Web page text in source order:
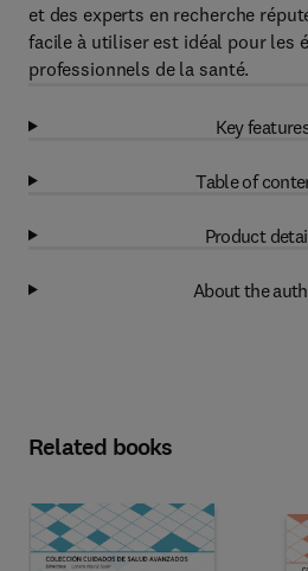
et des experts en recherche
facile à utiliser est idéal pour les
professionnels de la santé.
Key
Table of
Product
About the
Related books